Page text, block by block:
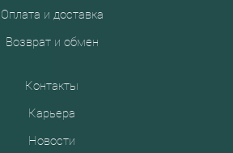
Оплата и доставка
Возврат и обмен
Контакты
Карьера
Новости